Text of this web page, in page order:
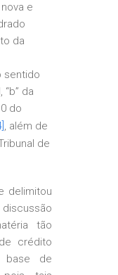
e
da
sentido
da
do
, além de
de
delimitou
tão
crédito
base de